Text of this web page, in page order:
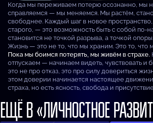
Когда мы переживаем потерю осознанно, мы
справляемся — мы меняемся. Мы растём,
свободнее. Каждый шаг в новое
старого, — это возможность быть с собой по-
становится не точкой разрыва, а точкой опоры.
Жизнь — это не то, что мы храним. Это то, что
Пока мы боимся потерять, мы живём в страхе.
отпускаем — начинаем видеть, чувствовать и
это не про отказ, это про силу довериться
этом доверии начинается настоящее
страха, но есть ясность, свобода и
ЕЩЁ В «ЛИЧНОСТНОЕ